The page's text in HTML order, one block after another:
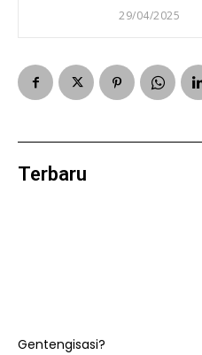
29/04/2025
Terbaru
Gentengisasi?